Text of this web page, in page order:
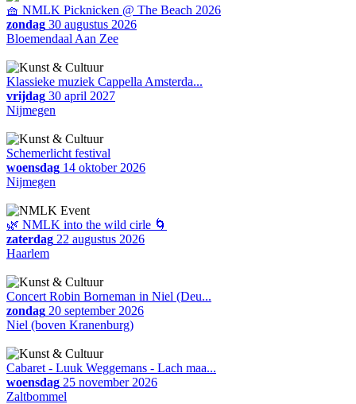
🧺 NMLK Picknicken @ The Beach 2026
zondag 30 augustus 2026
Bloemendaal Aan Zee
Klassieke muziek Cappella Amsterda...
vrijdag 30 april 2027
Nijmegen
Schemerlicht festival
woensdag 14 oktober 2026
Nijmegen
🌿 NMLK into the wild cirle 🌀
zaterdag 22 augustus 2026
Haarlem
Concert Robin Borneman in Niel (Deu...
zondag 20 september 2026
Niel (boven Kranenburg)
Cabaret - Luuk Weggemans - Lach maa...
woensdag 25 november 2026
Zaltbommel